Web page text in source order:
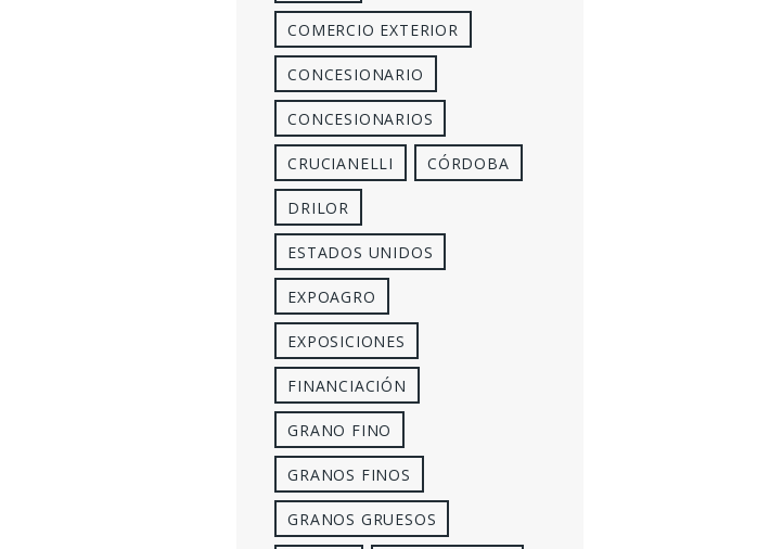
COMERCIO EXTERIOR
CONCESIONARIO
CONCESIONARIOS
CRUCIANELLI CÓRDOBA
DRILOR
ESTADOS UNIDOS
EXPOAGRO
EXPOSICIONES
FINANCIACIÓN
GRANO FINO
GRANOS FINOS
GRANOS GRUESOS